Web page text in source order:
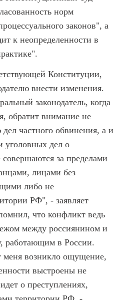
норм
законов", а
к неопределенности в
Конституции,
внести изменения.
законодатель, когда
обратит внимание не
частного обвинения, а и
уголовных дел о
за пределами
лицами без
либо не
РФ", - заявляет
что конфликт ведь
между россиянином и
работающим в России.
меня возникло ощущение,
выстроены не
о преступлениях,